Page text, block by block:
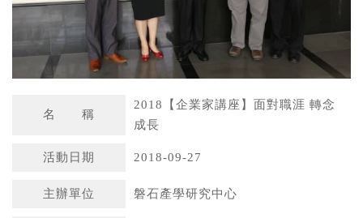
o
名 稱
2018【企業家講座】面對職涯 轉念
成長
活動日期 2018-09-27
主辦單位 磐石產學研究中心